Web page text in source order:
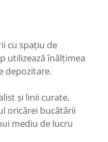
cu spațiu de
utilizează înălțimea
depozitare.
și linii curate,
oricărei bucătării
mediu de lucru